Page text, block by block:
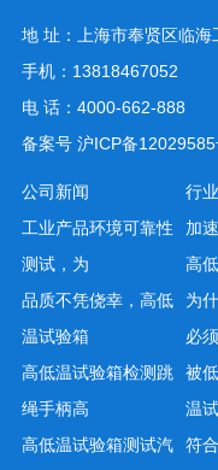
地 址：上海市奉贤区临
手机：13818467052
电 话：4000-662-888
备案号 沪ICP备
公司新闻
工业产品环境可靠性
测试，为
品质不凭侥幸，高低
温试验箱
高低温试验箱检测跳
绳手柄高
高低温试验箱测试汽
行
加
高
为
必
被
温
符